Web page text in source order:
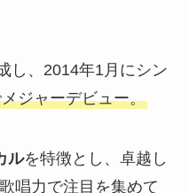
し、2014年1月にシン
ジャーデビュー。
ルを特徴とし、卓越し
唱力で注目を集めて